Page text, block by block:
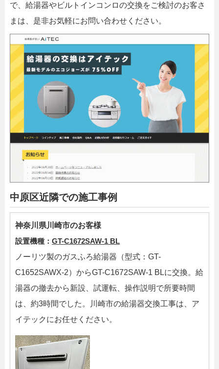
で、給湯器やビルトインコンロの交換をご検討のお客さ
まは、是非お気軽にお問い合わせください。
中原区近隣での施工事例
神奈川県川崎市のお客様
設置機種： GT-C1672SAW-1 BL
ノーリツ製のガスふろ給湯器（型式：GT-
C1652SAWX-2）からGT-C1672SAW-1 BLに交換。給
湯器の撤去から新設、試運転、操作説明で所要時間
は、約3時間でした。川崎市の給湯器交換工事は、ア
イテックにお任せください。